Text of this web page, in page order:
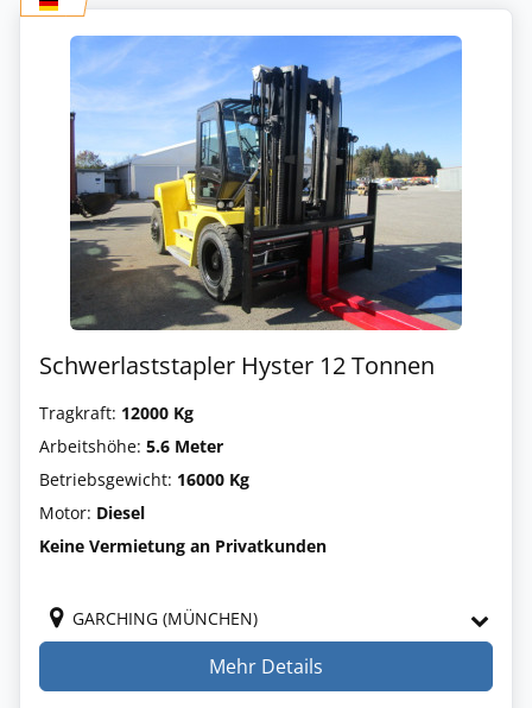
Schwerlaststapler Hyster 12 Tonnen
Tragkraft: 12000 Kg
Arbeitshöhe: 5.6 Meter
Betriebsgewicht: 16000 Kg
Motor: Diesel
Keine Vermietung an Privatkunden
GARCHING (MÜNCHEN)
Mehr Details